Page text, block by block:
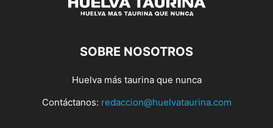
SOBRE NOSOTROS
Huelva más taurina que nunca
Contáctanos: redaccion@huelvataurina.com